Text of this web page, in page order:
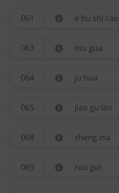
061 e bu shi cao
063 mu gua
064 ju hua
065 jiao gu lan
068 sheng ma
069 rou gui